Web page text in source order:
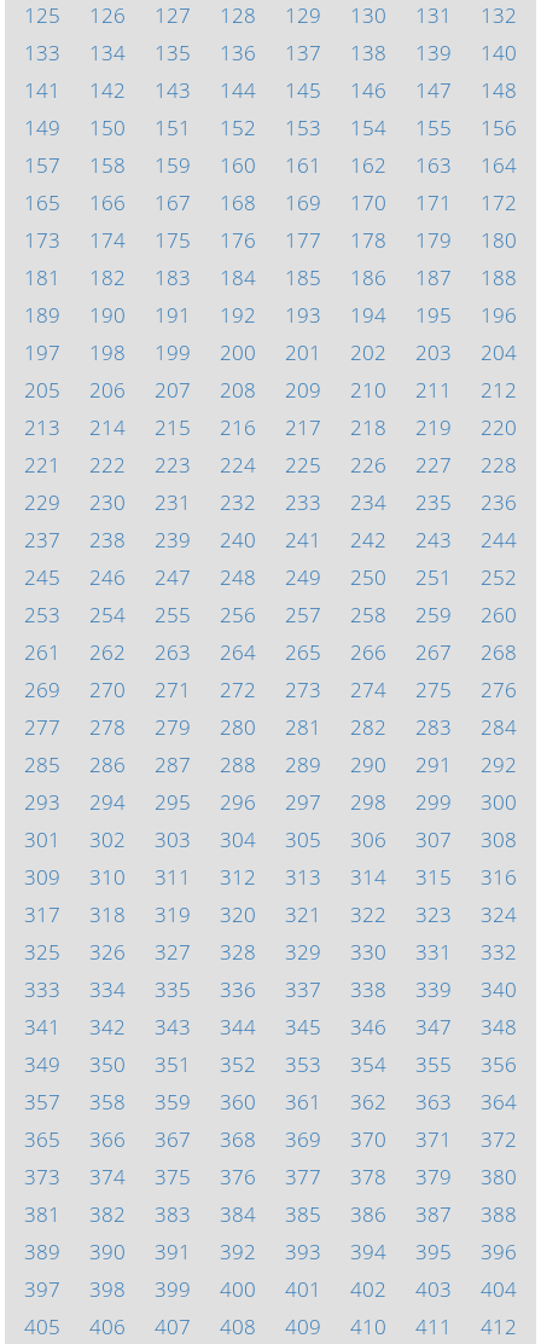
125
126 127 128 129 130 131
132
133
134 135 136 137 138 139
140
141
142 143 144 145 146 147
148
149
150 151 152 153 154 155
156
157
158 159 160 161 162 163
164
165
166 167 168 169 170 171
172
173
174 175 176 177 178 179
180
181
182 183 184 185 186 187
188
189
190 191 192 193 194 195
196
197
198 199 200 201 202 203
204
205
206 207 208 209 210 211
212
213
214 215 216 217 218 219
220
221
222 223 224 225 226 227
228
229
230 231 232 233 234 235
236
237
238 239 240 241 242 243
244
245
246 247 248 249 250 251
252
253
254 255 256 257 258 259
260
261
262 263 264 265 266 267
268
269
270 271 272 273 274 275
276
277
278 279 280 281 282 283
284
285
286 287 288 289 290 291
292
293
294 295 296 297 298 299
300
301
302 303 304 305 306 307
308
309
310 311 312 313 314 315
316
317
318 319 320 321 322 323
324
325
326 327 328 329 330 331
332
333
334 335 336 337 338 339
340
341
342 343 344 345 346 347
348
349
350 351 352 353 354 355
356
357
358 359 360 361 362 363
364
365
366 367 368 369 370 371
372
373
374 375 376 377 378 379
380
381
382 383 384 385 386 387
388
389
390 391 392 393 394 395
396
397
398 399 400 401 402 403
404
405
406 407 408 409 410 411 412